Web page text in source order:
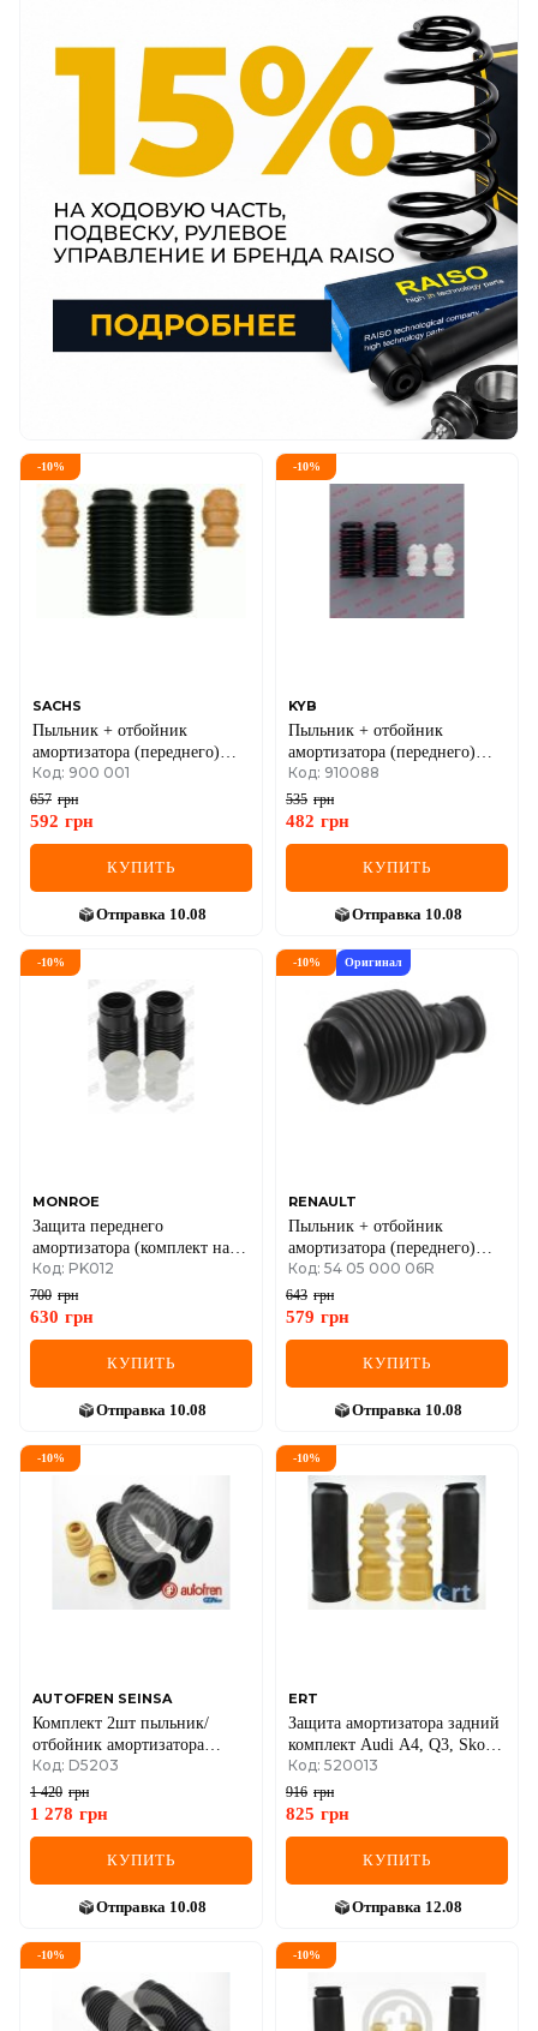
-10%
SACHS
Пыльник + отбойник
амортизатора (переднего)
VW Golf IV (к-кт 2шт)
Код: 900 001
657 грн
592 грн
КУПИТЬ
Отправка 10.08
-10%
KYB
Пыльник + отбойник
амортизатора (переднего)
VW Golf IV (к-кт 2шт)
Код: 910088
535 грн
482 грн
КУПИТЬ
Отправка 10.08
-10%
MONROE
Защита переднего
амортизатора (комплект на
ось) BMW 3/5/7 серия, Skoda,
VW
Код: PK012
700 грн
630 грн
КУПИТЬ
Отправка 10.08
-10% Оригинал
RENAULT
Пыльник + отбойник
амортизатора (переднего)
Renault Megane/Scenic 08-
(без упаковки)
Код: 54 05 000 06R
643 грн
579 грн
КУПИТЬ
Отправка 10.08
-10%
AUTOFREN SEINSA
Комплект 2шт пыльник/
отбойник амортизатора
передний FIESTA 08-
Код: D5203
1 420 грн
1 278 грн
КУПИТЬ
Отправка 10.08
-10%
ERT
Защита амортизатора задний
комплект Audi A4, Q3, Skoda
Octavia, Superb, Volkswagen
Passat, Touran
Код: 520013
916 грн
825 грн
КУПИТЬ
Отправка 12.08
-10% -10%